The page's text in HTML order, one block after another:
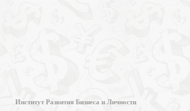
Институт Развития Бизнеса и Личности